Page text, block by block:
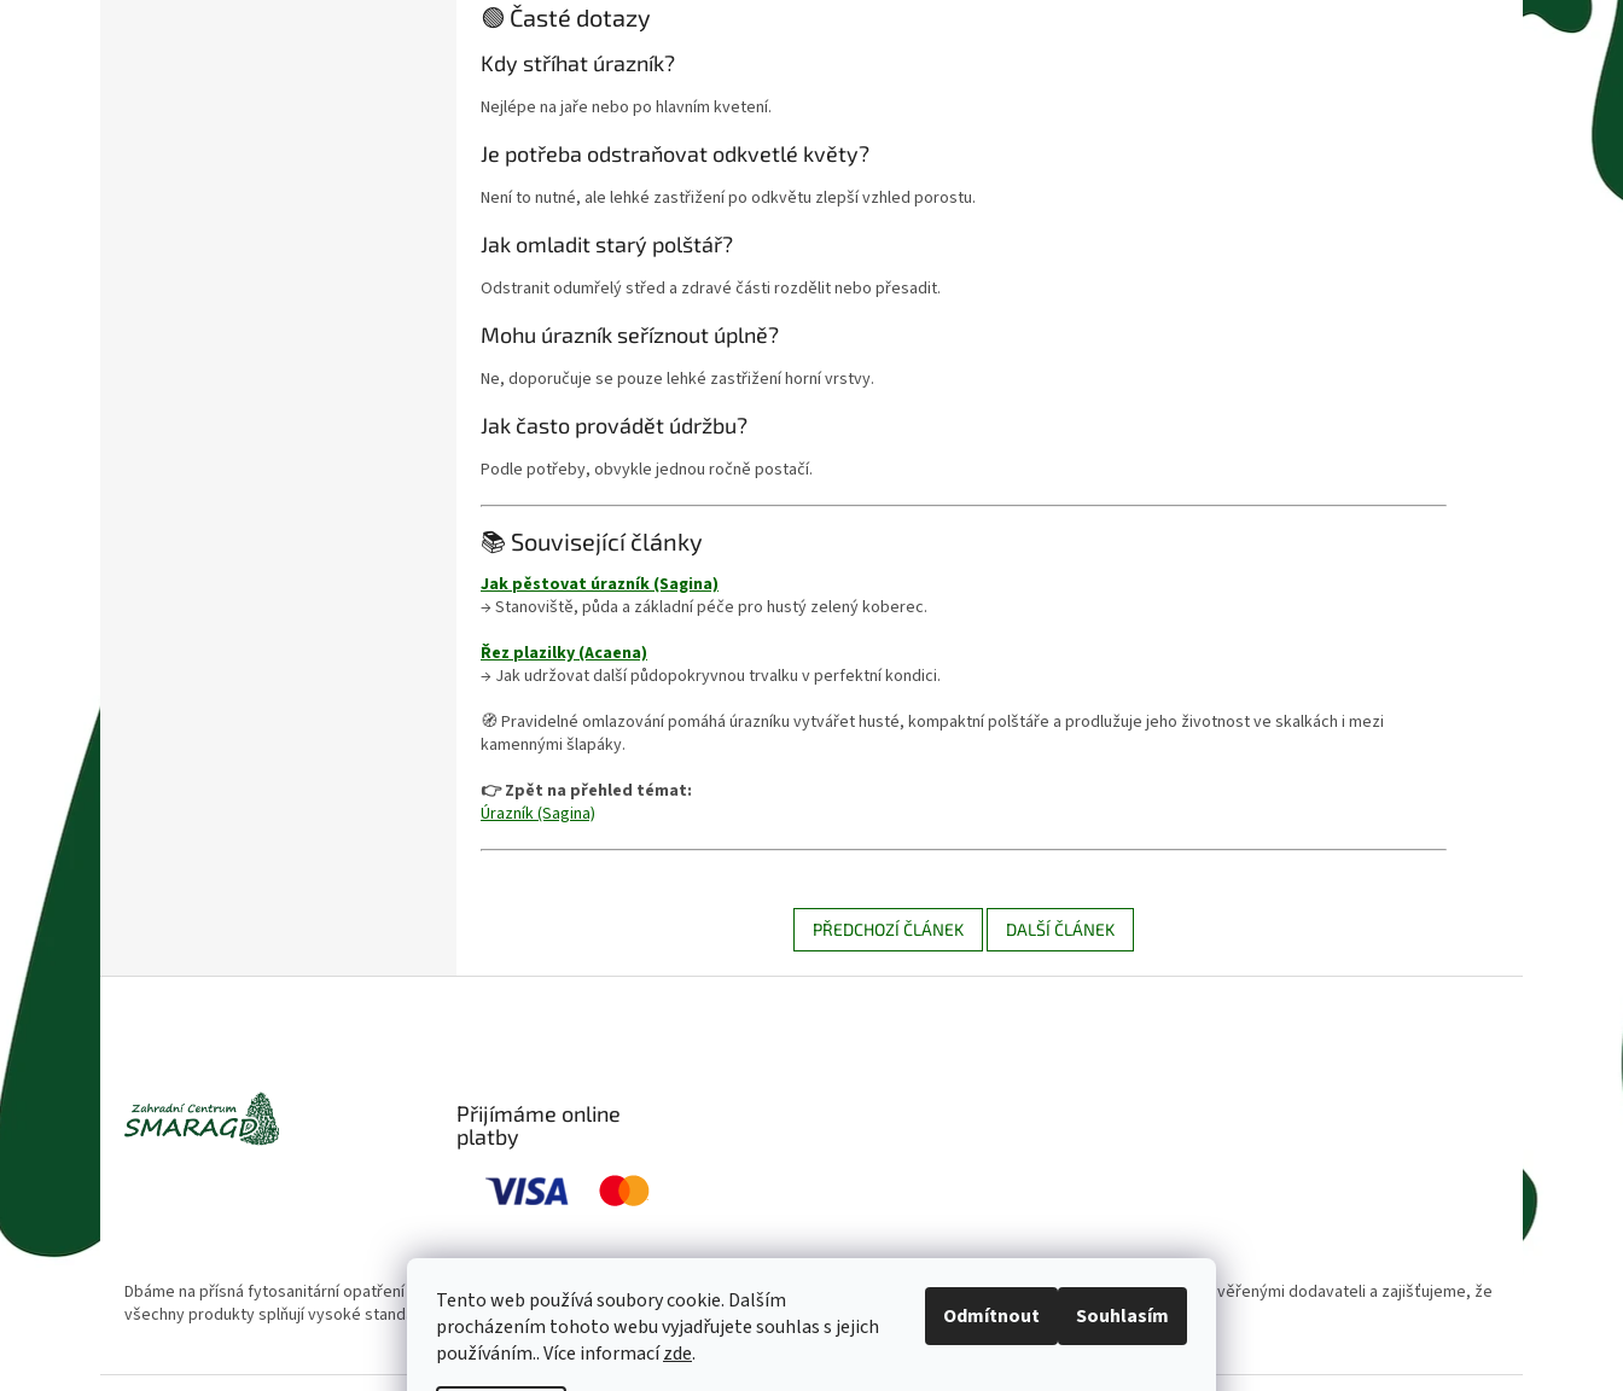
Tento web používá soubory cookie. Dalším
procházením tohoto webu vyjadřujete souhlas s jejich
používáním.. Více informacízde.
Odmítnout Souhlasím
🟢 Časté dotazy
Kdy stříhat úrazník?
Nejlépe na jaře nebo po hlavním kvetení.
Je potřeba odstraňovat odkvetlé květy?
Není to nutné, ale lehké zastřižení po odkvětu zlepší vzhled porostu.
Jak omladit starý polštář?
Odstranit odumřelý střed a zdravé části rozdělit nebo přesadit.
Mohu úrazník seříznout úplně?
Ne, doporučuje se pouze lehké zastřižení horní vrstvy.
Jak často provádět údržbu?
Podle potřeby, obvykle jednou ročně postačí.
📚 Související články
Jak pěstovat úrazník (Sagina)
→ Stanoviště, půda a základní péče pro hustý zelený koberec.
Řez plazilky (Acaena)
→ Jak udržovat další půdopokryvnou trvalku v perfektní kondici.
🧭 Pravidelné omlazování pomáhá úrazníku vytvářet husté, kompaktní polštáře a prodlužuje jeho životnost ve skalkách i mezi
kamennými šlapáky.
👉 Zpět na přehled témat:
Úrazník (Sagina)
PŘEDCHOZÍ ČLÁNEK DALŠÍ ČLÁNEK
p
a
t
í
Přijímáme online
platby
Dbáme na přísná fytosanitární opatření 🌱. Naše rostliny pravidelně kontrolujeme a ošetřujeme, aby byly zdravé a bez škůdců 🐛. Spolupracujeme s prověřenými dodavateli a zajišťujeme, že
všechny produkty splňují vysoké standardy kvality.